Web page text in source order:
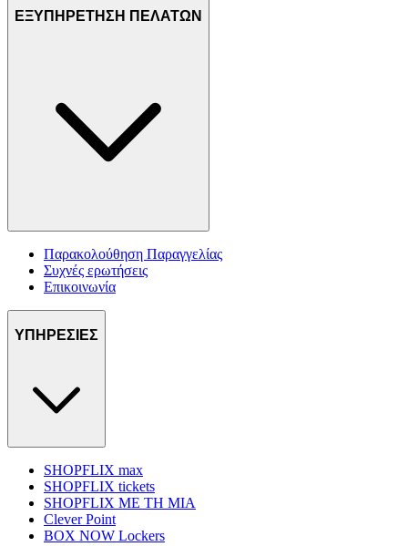
ΕΞΥΠΗΡΕΤΗΣΗ ΠΕΛΑΤΩΝ
Παρακολούθηση Παραγγελίας
Συχνές ερωτήσεις
Επικοινωνία
ΥΠΗΡΕΣΙΕΣ
SHOPFLIX max
SHOPFLIX tickets
SHOPFLIX ΜΕ ΤΗ ΜΙΑ
Clever Point
BOX NOW Lockers